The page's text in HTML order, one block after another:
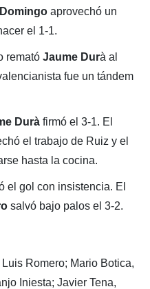
aprovechó un
el 1-1.
remató Jaume Durà al
fue un tándem
Durà firmó el 3-1. El
el trabajo de Ruiz y el
hasta la cocina.
el gol con insistencia. El
salvó bajo palos el 3-2.
Romero; Mario Botica,
Iniesta; Javier Tena,